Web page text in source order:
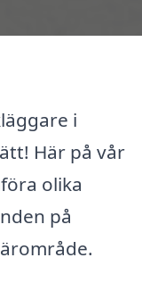
i
Här på vår
olika
på